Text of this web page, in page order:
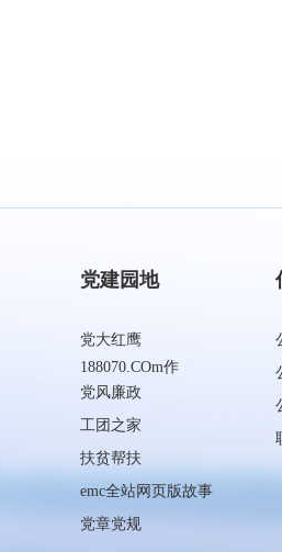
党建园地
党大红鹰
188070.COm作
党风廉政
工团之家
扶贫帮扶
emc全站网页版故事
党章党规